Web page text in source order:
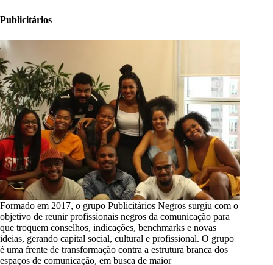
Publicitários
Formado em 2017, o grupo Publicitários Negros surgiu com o
objetivo de reunir profissionais negros da comunicação para
que troquem conselhos, indicações, benchmarks e novas
ideias, gerando capital social, cultural e profissional. O grupo
é uma frente de transformação contra a estrutura branca dos
espaços de comunicação, em busca de maior